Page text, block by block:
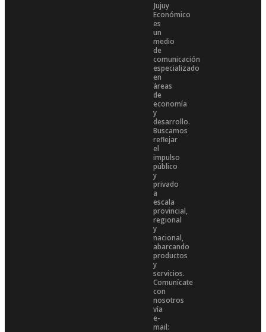
Jujuy
Económico
es
un
medio
de
comunicación
especializado
en
áreas
de
economía
y
desarrollo.
Buscamos
reflejar
el
impulso
público
y
privado
a
escala
provincial,
regional
y
nacional,
abarcando
productos
y
servicios.
Comunícate
con
nosotros
vía
e-
mail: